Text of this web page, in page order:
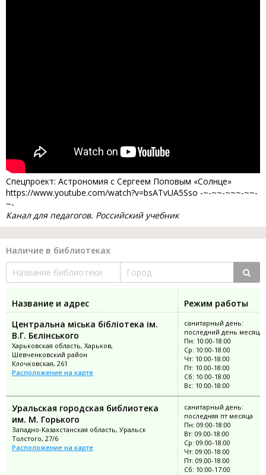
Спецпроект: Астрономия с Сергеем Поповым «Солнце»
https://www.youtube.com/watch?v=bsATvUA5Sso -~-~~-~~~-~~-
~-
Канал для педагогов. Российский учебник
Наличие в библиотеках
Название и адрес
Режим работы
Центральна міська бібліотека ім.
В.Г. Бєлінського
Харьковская область, Харьков,
Шевченковский район
Клочковская, 261
Расположение на карте
санитарный день:
последний день месяца
Пн: 10:00-18:00
Ср: 10:00-18:00
Чт: 10:00-18:00
Пт: 10:00-18:00
Сб: 10:00-18:00
Вс: 10:00-18:00
Уральская городская библиотека
им. М. Горького
Западно-Казахстанская область, Уральск
Толстого, 27/6
Расположение на карте
санитарный день:
последняя пт месяца
Пн: 09:00-18:00
Вт: 09:00-18:00
Ср: 09:00-18:00
Чт: 09:00-18:00
Пт: 09:00-18:00
Сб: 10:00-17:00